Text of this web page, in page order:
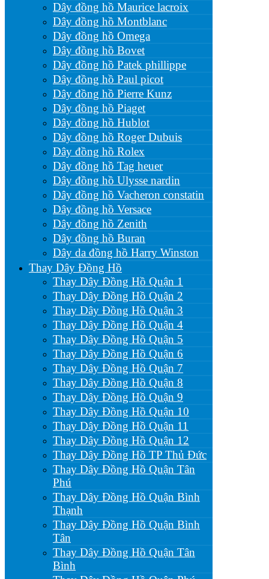
Dây đồng hồ Maurice lacroix
Dây đồng hồ Montblanc
Dây đồng hồ Omega
Dây đồng hồ Bovet
Dây đồng hồ Patek phillippe
Dây đồng hồ Paul picot
Dây đồng hồ Pierre Kunz
Dây đồng hồ Piaget
Dây đồng hồ Hublot
Dây đồng hồ Roger Dubuis
Dây đồng hồ Rolex
Dây đồng hồ Tag heuer
Dây đồng hồ Ulysse nardin
Dây đồng hồ Vacheron constatin
Dây đồng hồ Versace
Dây đồng hồ Zenith
Dây đồng hồ Buran
Dây da đồng hồ Harry Winston
Thay Dây Đồng Hồ
Thay Dây Đồng Hồ Quận 1
Thay Dây Đồng Hồ Quận 2
Thay Dây Đồng Hồ Quận 3
Thay Dây Đồng Hồ Quận 4
Thay Dây Đồng Hồ Quận 5
Thay Dây Đồng Hồ Quận 6
Thay Dây Đồng Hồ Quận 7
Thay Dây Đồng Hồ Quận 8
Thay Dây Đồng Hồ Quận 9
Thay Dây Đồng Hồ Quận 10
Thay Dây Đồng Hồ Quận 11
Thay Dây Đồng Hồ Quận 12
Thay Dây Đồng Hồ TP Thủ Đức
Thay Dây Đồng Hồ Quận Tân
Phú
Thay Dây Đồng Hồ Quận Bình
Thạnh
Thay Dây Đồng Hồ Quận Bình
Tân
Thay Dây Đồng Hồ Quận Tân
Bình